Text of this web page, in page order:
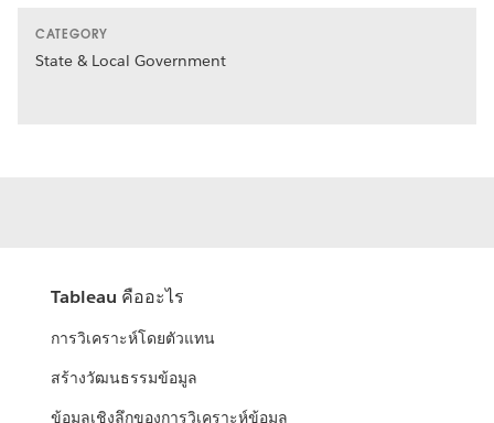
CATEGORY
State & Local Government
Tableau คืออะไร
การวิเคราะห์โดยตัวแทน
สร้างวัฒนธรรมข้อมูล
ข้อมูลเชิงลึกของการวิเคราะห์ข้อมูล